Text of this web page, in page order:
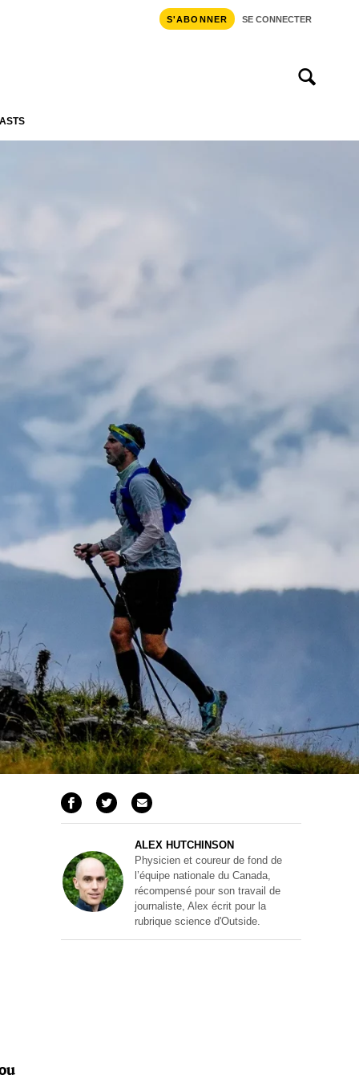
S'ABONNER SE CONNECTER
ALEX HUTCHINSON
Physicien et coureur de fond de
l’équipe nationale du Canada,
récompensé pour son travail de
journaliste, Alex écrit pour la
rubrique science d'Outside.